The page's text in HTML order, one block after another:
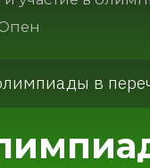
входит в
совета олимпиад
II: победители и